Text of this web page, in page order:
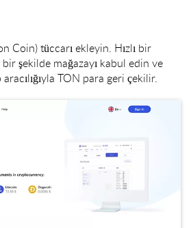
Coin) tüccarı ekleyin. Hızlı bir
şekilde mağazayı kabul edin ve
TON para geri çekilir.